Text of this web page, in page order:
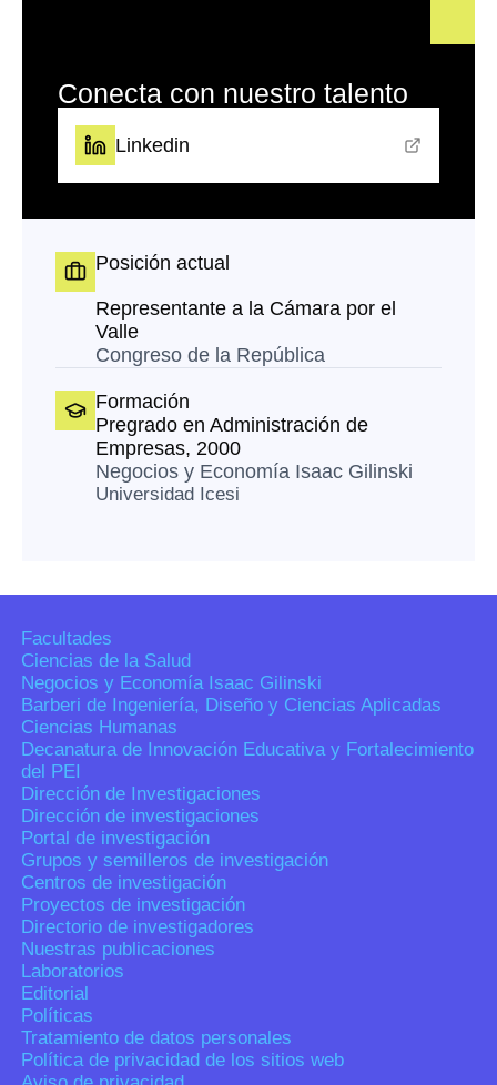
Conecta con nuestro talento
Linkedin
Posición actual
Representante a la Cámara por el
Valle
Congreso de la República
Formación
Pregrado en Administración de
Empresas, 2000
Negocios y Economía Isaac Gilinski
Universidad Icesi
Facultades
Ciencias de la Salud
Negocios y Economía Isaac Gilinski
Barberi de Ingeniería, Diseño y Ciencias Aplicadas
Ciencias Humanas
Decanatura de Innovación Educativa y Fortalecimiento
del PEI
Dirección de Investigaciones
Dirección de investigaciones
Portal de investigación
Grupos y semilleros de investigación
Centros de investigación
Proyectos de investigación
Directorio de investigadores
Nuestras publicaciones
Laboratorios
Editorial
Políticas
Tratamiento de datos personales
Política de privacidad de los sitios web